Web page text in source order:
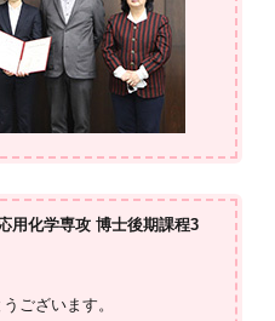
用化学専攻 博士後期課程3
ございます。